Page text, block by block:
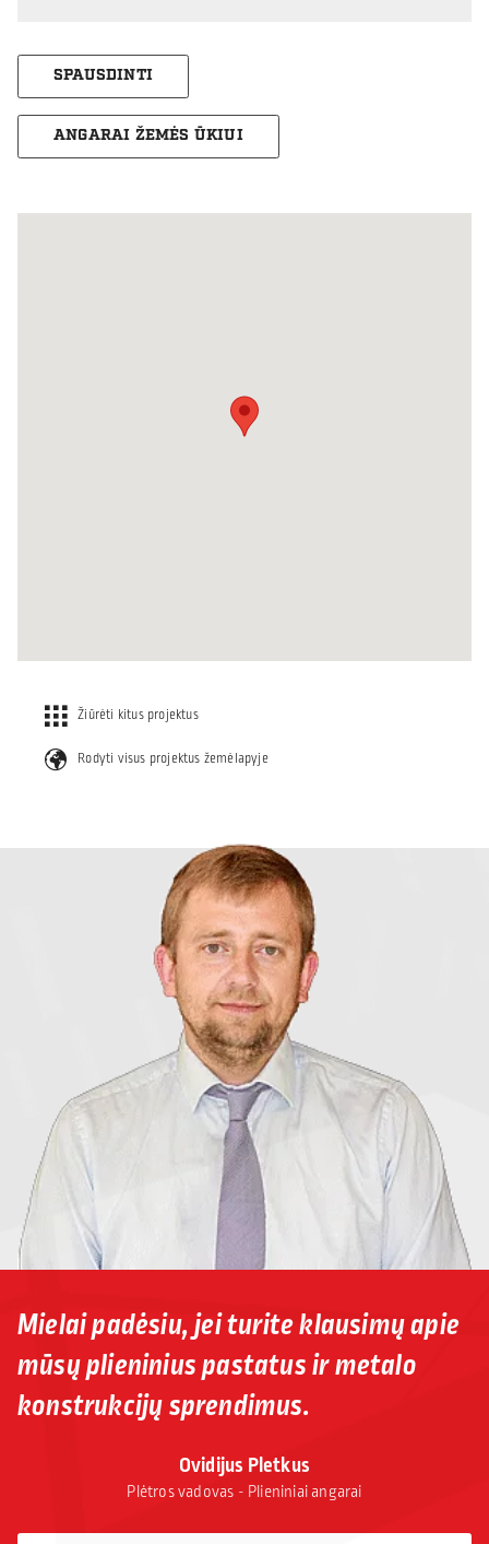
SPAUSDINTI
ANGARAI ŽEMĖS ŪKIUI
Žiūrėti kitus projektus
Rodyti visus projektus žemėlapyje
Ovidijus Pletkus
Plėtros vadovas - Plieniniai angarai
Mielai padėsiu, jei turite klausimų apie
mūsų plieninius pastatus ir metalo
konstrukcijų sprendimus.